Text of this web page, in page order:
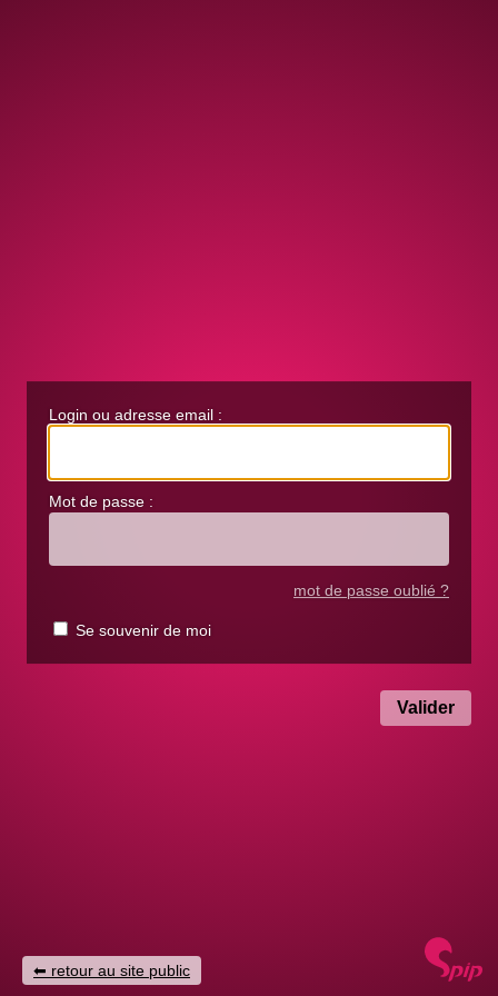
Login ou adresse email :
Mot de passe :
mot de passe oublié ?
Se souvenir de moi
retour au site public